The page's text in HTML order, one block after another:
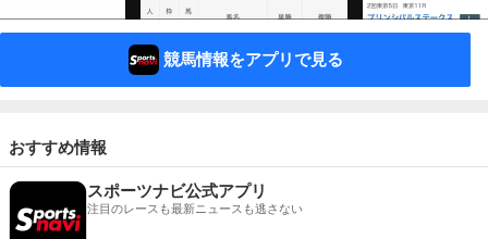
競馬情報をアプリで見る
おすすめ情報
スポーツナビ公式アプリ
注目のレースも最新ニュースも逃さない